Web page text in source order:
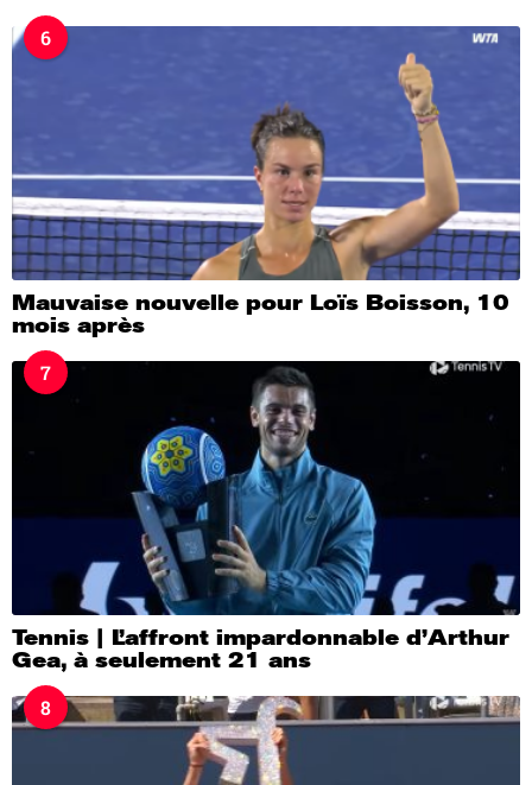
6
Mauvaise nouvelle pour Loïs Boisson, 10
mois après
7
Tennis | L’affront impardonnable d’Arthur
Gea, à seulement 21 ans
8